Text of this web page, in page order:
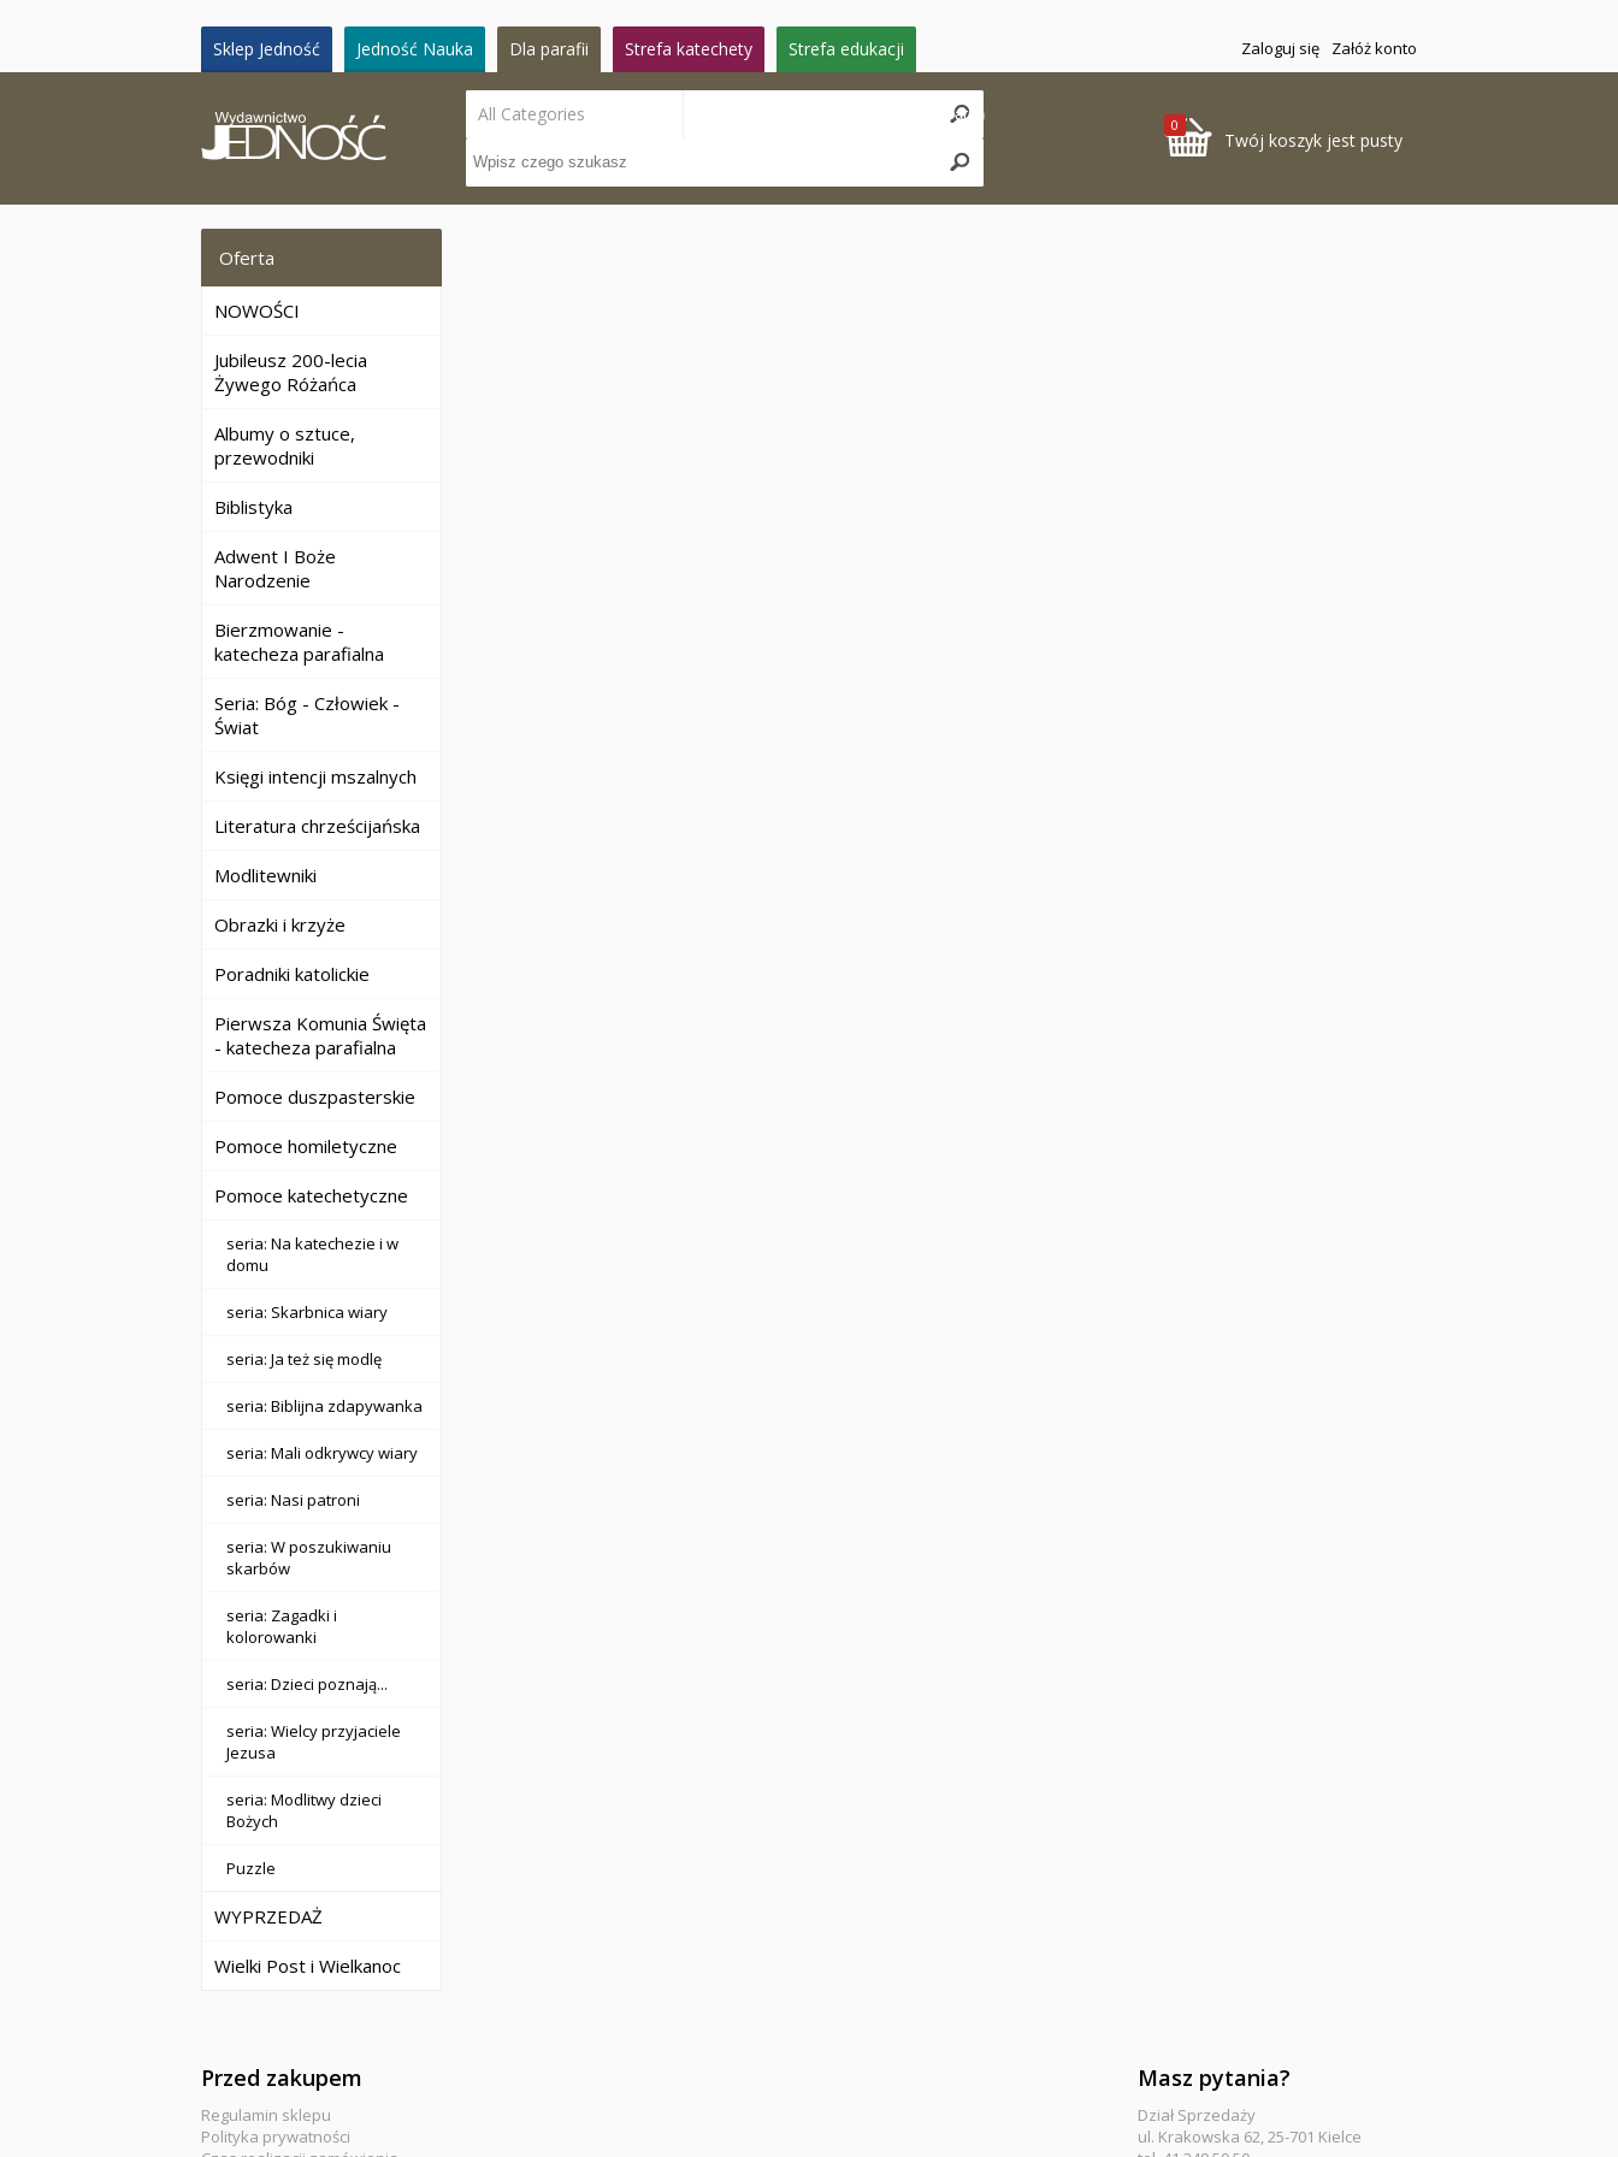
Sklep Jedność Jedność Nauka Dla parafii Strefa katechety Strefa edukacji Zaloguj się Załóż konto
All Categories Search
0
Twój koszyk jest pusty
Oferta
NOWOŚCI
Jubileusz 200-lecia
Żywego Różańca
Albumy o sztuce,
przewodniki
Biblistyka
Adwent I Boże
Narodzenie
Bierzmowanie -
katecheza parafialna
Seria: Bóg - Człowiek -
Świat
Księgi intencji mszalnych
Literatura chrześcijańska
Modlitewniki
Obrazki i krzyże
Poradniki katolickie
Pierwsza Komunia Święta
- katecheza parafialna
Pomoce duszpasterskie
Pomoce homiletyczne
Pomoce katechetyczne
seria: Na katechezie i w
domu
seria: Skarbnica wiary
seria: Ja też się modlę
seria: Biblijna zdapywanka
seria: Mali odkrywcy wiary
seria: Nasi patroni
seria: W poszukiwaniu
skarbów
seria: Zagadki i
kolorowanki
seria: Dzieci poznają...
seria: Wielcy przyjaciele
Jezusa
seria: Modlitwy dzieci
Bożych
Puzzle
WYPRZEDAŻ
Wielki Post i Wielkanoc
Przed zakupem
Regulamin sklepu
Polityka prywatności
Masz pytania?
Dział Sprzedaży
ul. Krakowska 62, 25-701 Kielce